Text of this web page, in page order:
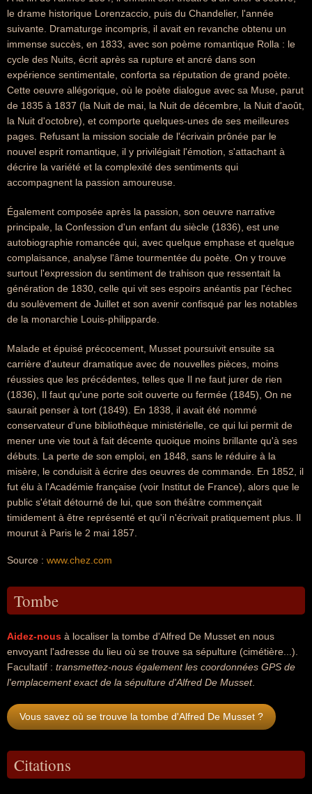
le drame historique Lorenzaccio, puis du Chandelier, l'année
suivante. Dramaturge incompris, il avait en revanche obtenu un
immense succès, en 1833, avec son poème romantique Rolla : le
cycle des Nuits, écrit après sa rupture et ancré dans son
expérience sentimentale, conforta sa réputation de grand poète.
Cette oeuvre allégorique, où le poète dialogue avec sa Muse, parut
de 1835 à 1837 (la Nuit de mai, la Nuit de décembre, la Nuit d'août,
la Nuit d'octobre), et comporte quelques-unes de ses meilleures
pages. Refusant la mission sociale de l'écrivain prônée par le
nouvel esprit romantique, il y privilégiait l'émotion, s'attachant à
décrire la variété et la complexité des sentiments qui
accompagnent la passion amoureuse.
Également composée après la passion, son oeuvre narrative
principale, la Confession d'un enfant du siècle (1836), est une
autobiographie romancée qui, avec quelque emphase et quelque
complaisance, analyse l'âme tourmentée du poète. On y trouve
surtout l'expression du sentiment de trahison que ressentait la
génération de 1830, celle qui vit ses espoirs anéantis par l'échec
du soulèvement de Juillet et son avenir confisqué par les notables
de la monarchie Louis-philipparde.
Malade et épuisé précocement, Musset poursuivit ensuite sa
carrière d'auteur dramatique avec de nouvelles pièces, moins
réussies que les précédentes, telles que Il ne faut jurer de rien
(1836), Il faut qu'une porte soit ouverte ou fermée (1845), On ne
saurait penser à tort (1849). En 1838, il avait été nommé
conservateur d'une bibliothèque ministérielle, ce qui lui permit de
mener une vie tout à fait décente quoique moins brillante qu'à ses
débuts. La perte de son emploi, en 1848, sans le réduire à la
misère, le conduisit à écrire des oeuvres de commande. En 1852, il
fut élu à l'Académie française (voir Institut de France), alors que le
public s'était détourné de lui, que son théâtre commençait
timidement à être représenté et qu'il n'écrivait pratiquement plus. Il
mourut à Paris le 2 mai 1857.
Source : www.chez.com
Tombe
Aidez-nous à localiser la tombe d'Alfred De Musset en nous
envoyant l'adresse du lieu où se trouve sa sépulture (cimétière...).
Facultatif : transmettez-nous également les coordonnées GPS de
l'emplacement exact de la sépulture d'Alfred De Musset.
Vous savez où se trouve la tombe d'Alfred De Musset ?
Citations